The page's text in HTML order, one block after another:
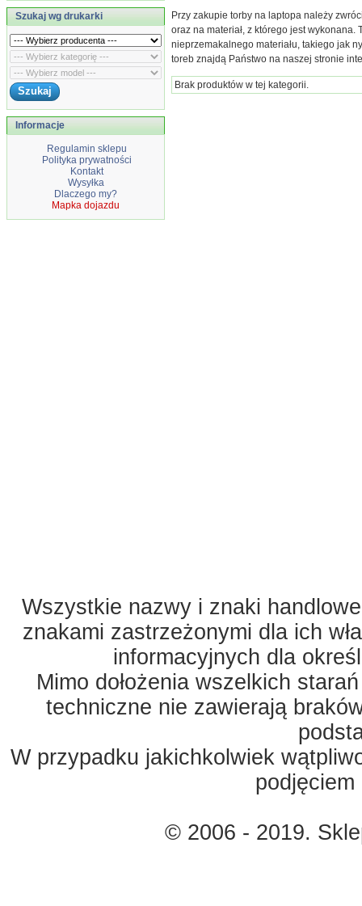
Szukaj wg drukarki
Informacje
Regulamin sklepu
Polityka prywatności
Kontakt
Wysyłka
Dlaczego my?
Mapka dojazdu
Przy zakupie torby na laptopa należy
oraz na materiał, z którego jest
nieprzemakalnego materiału, takiego jak
toreb znajdą Państwo na naszej stronie
Brak produktów w tej kategorii.
Wszystkie nazwy i znaki
znakami zastrzeżonymi dla ich
informacyjnych dla
Mimo dołożenia wszelkich
techniczne nie zawierają
W przypadku jakichkolwiek
© 2006 - 2019.